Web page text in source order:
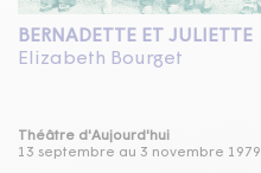
BERNADETTE ET JULIETTE
Elizabeth Bourget
Théâtre d'Aujourd'hui
13 septembre au 3 novembre 1979